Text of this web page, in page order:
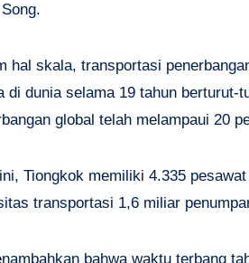
hal skala, transportasi
di dunia selama 19 tahun
global telah melampaui 20
Tiongkok memiliki 4.335
transportasi 1,6 miliar
bahwa waktu terbang